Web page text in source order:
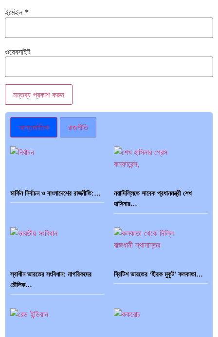
ইমেইল *
ওয়েবসাইট
আন্তর্জাতিক রাজনীতি
মার্কিন নির্বাচন ও বাংলাদেশের রাজনীতি:…
নয়াদিল্লিতে সাবেক প্রধানমন্ত্রী শেখ
হাসিনার…
স্বাধীন ভারতের সংবিধান: নাগরিকদের
মৌলিক…
ব্রিটিশ ভারতের ‘হীরক মুকুট’ কলকাতা…